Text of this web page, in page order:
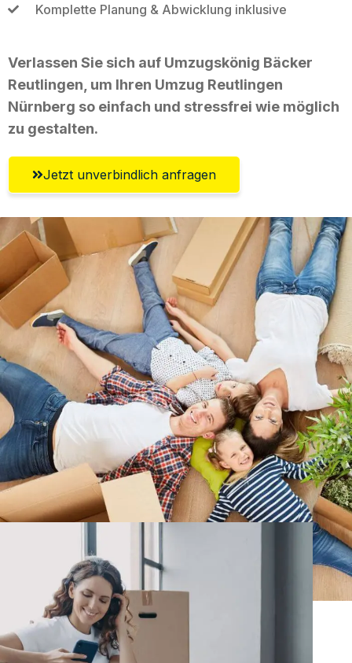
Komplette Planung & Abwicklung inklusive
Verlassen Sie sich auf Umzugskönig Bäcker
Reutlingen, um Ihren Umzug Reutlingen
Nürnberg so einfach und stressfrei wie möglich
zu gestalten.
Jetzt unverbindlich anfragen